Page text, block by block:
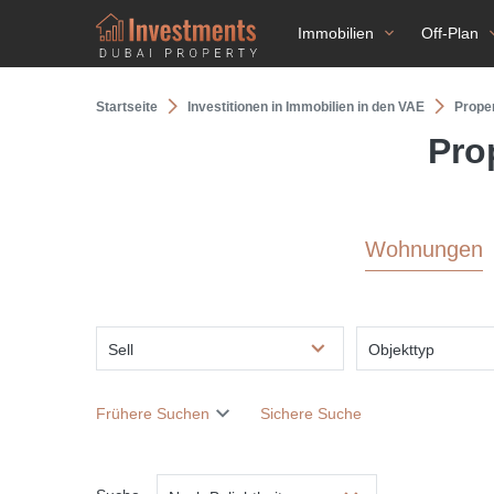
Immobilien Off-Plan
Startseite Investitionen in Immobilien in den VAE
Wohnungen
Sell Objekttyp
Frühere Suchen Sichere Suche